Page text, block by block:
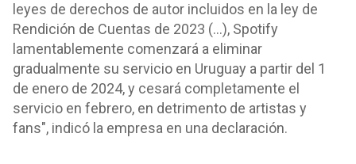
leyes de derechos de autor incluidos en la ley de
Rendición de Cuentas de 2023 (...), Spotify
lamentablemente comenzará a eliminar
gradualmente su servicio en Uruguay a partir del 1
de enero de 2024, y cesará completamente el
servicio en febrero, en detrimento de artistas y
fans", indicó la empresa en una declaración.